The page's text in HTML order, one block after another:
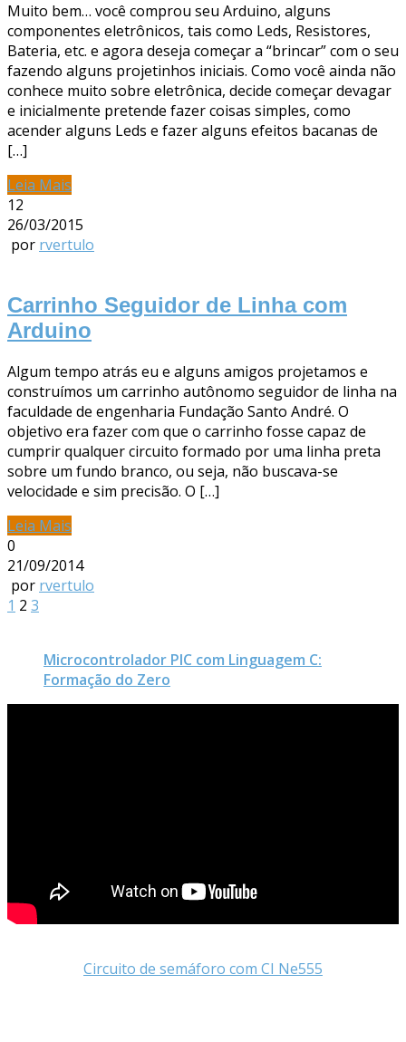
Muito bem… você comprou seu Arduino, alguns
componentes eletrônicos, tais como Leds, Resistores,
Bateria, etc. e agora deseja começar a “brincar” com o seu
fazendo alguns projetinhos iniciais. Como você ainda não
conhece muito sobre eletrônica, decide começar devagar
e inicialmente pretende fazer coisas simples, como
acender alguns Leds e fazer alguns efeitos bacanas de
[…]
Leia Mais
12
26/03/2015
por rvertulo
Carrinho Seguidor de Linha com
Arduino
Algum tempo atrás eu e alguns amigos projetamos e
construímos um carrinho autônomo seguidor de linha na
faculdade de engenharia Fundação Santo André. O
objetivo era fazer com que o carrinho fosse capaz de
cumprir qualquer circuito formado por uma linha preta
sobre um fundo branco, ou seja, não buscava-se
velocidade e sim precisão. O […]
Leia Mais
0
21/09/2014
por rvertulo
1 2 3
Microcontrolador PIC com Linguagem C:
Formação do Zero
Circuito de semáforo com CI Ne555